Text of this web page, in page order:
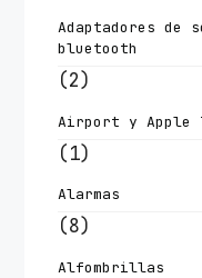
Adaptadores de
bluetooth
(2)
Airport y Apple
(1)
Alarmas
(8)
Alfombrillas